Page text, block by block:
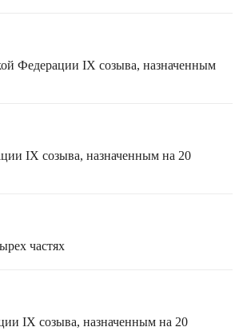
Федерации IX созыва, назначенным
IX созыва, назначенным на 20
частях
IX созыва, назначенным на 20